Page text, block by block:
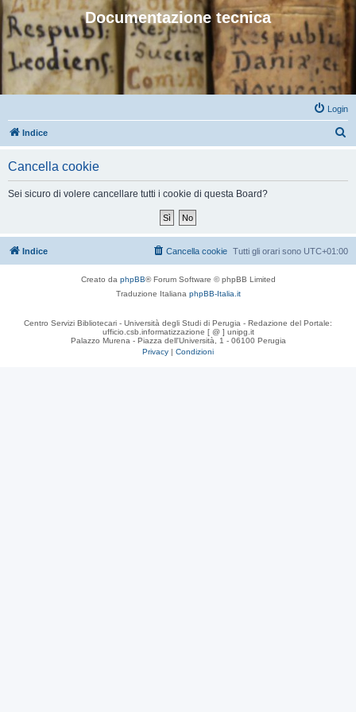
Documentazione tecnica
Login
Indice
Cancella cookie
Sei sicuro di volere cancellare tutti i cookie di questa Board?
Indice Tutti gli orari sono UTC+01:00
Cancella cookie
Creato da phpBB® Forum Software © phpBB Limited
Traduzione Italiana phpBB-Italia.it
Centro Servizi Bibliotecari - Università degli Studi di Perugia - Redazione del Portale:
ufficio.csb.informatizzazione [ @ ] unipg.it
Palazzo Murena - Piazza dell'Università, 1 - 06100 Perugia
Privacy | Condizioni